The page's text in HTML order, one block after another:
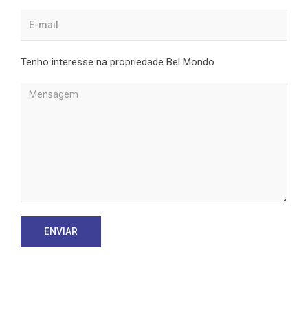
Tenho interesse na propriedade Bel Mondo
ENVIAR